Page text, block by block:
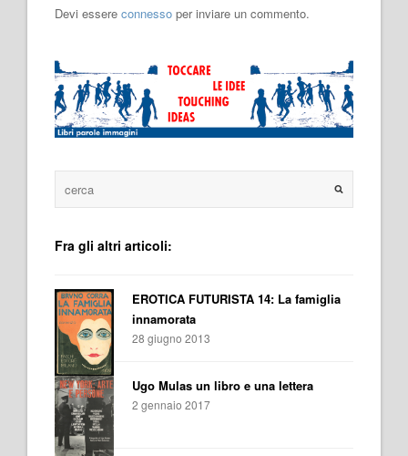
Devi essere connesso per inviare un commento.
Fra gli altri articoli:
EROTICA FUTURISTA 14: La famiglia
innamorata
28 giugno 2013
Ugo Mulas un libro e una lettera
2 gennaio 2017